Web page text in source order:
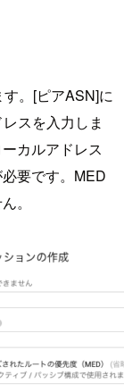
。[ピアASN]に
スを入力しま
カルアドレス
要です。MED
。